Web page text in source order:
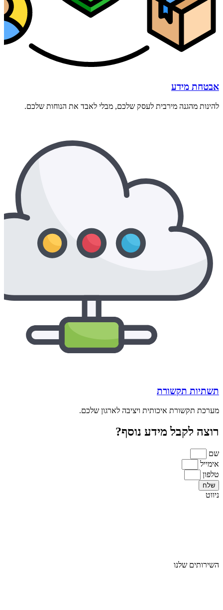
אבטחת מידע
להינות מהגנה מירבית לעסק שלכם, מבלי לאבד את הנוחות שלכם.
תשתיות תקשורת
מערכת תקשורת איכותית ויציבה לארגון שלכם.
רוצה לקבל מידע נוסף?
שם
אימייל
טלפון
שלח
ניווט
השירותים שלנו